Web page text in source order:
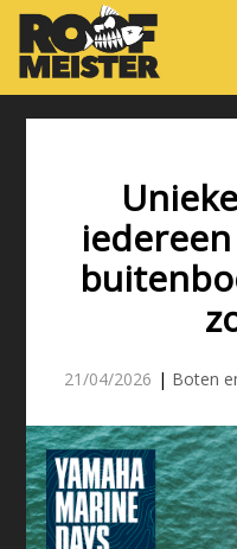
21/04/2026 | Boten